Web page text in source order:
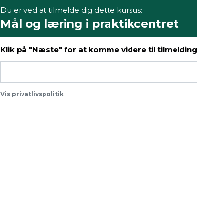
Du er ved at tilmelde dig dette kursus:
Mål og læring i praktikcentret
Klik på "Næste" for at komme videre til tilmelding
Vis privatlivspolitik